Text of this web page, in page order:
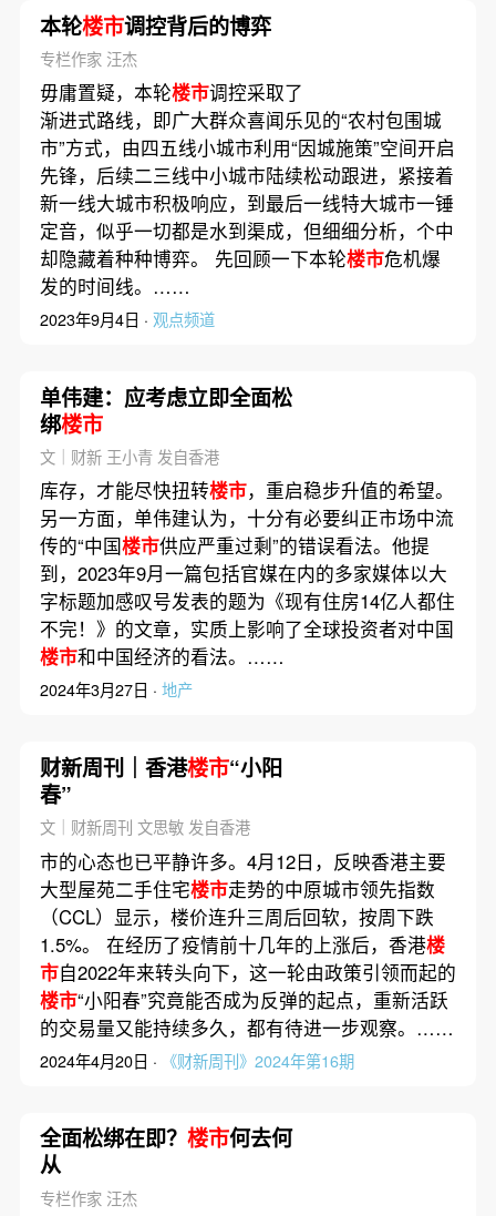
本轮楼市调控背后的博弈
专栏作家 汪杰
毋庸置疑，本轮楼市调控采取了
渐进式路线，即广大群众喜闻乐见的“农村包围城
市”方式，由四五线小城市利用“因城施策”空间开启
先锋，后续二三线中小城市陆续松动跟进，紧接着
新一线大城市积极响应，到最后一线特大城市一锤
定音，似乎一切都是水到渠成，但细细分析，个中
却隐藏着种种博弈。 先回顾一下本轮楼市危机爆
发的时间线。……
2023年9月4日 · 观点频道
单伟建：应考虑立即全面松
绑楼市
文｜财新 王小青 发自香港
库存，才能尽快扭转楼市，重启稳步升值的希望。
另一方面，单伟建认为，十分有必要纠正市场中流
传的“中国楼市供应严重过剩”的错误看法。他提
到，2023年9月一篇包括官媒在内的多家媒体以大
字标题加感叹号发表的题为《现有住房14亿人都住
不完！》的文章，实质上影响了全球投资者对中国
楼市和中国经济的看法。……
2024年3月27日 · 地产
财新周刊｜香港楼市“小阳
春”
文｜财新周刊 文思敏 发自香港
市的心态也已平静许多。4月12日，反映香港主要
大型屋苑二手住宅楼市走势的中原城市领先指数
（CCL）显示，楼价连升三周后回软，按周下跌
1.5%。 在经历了疫情前十几年的上涨后，香港楼
市自2022年来转头向下，这一轮由政策引领而起的
楼市“小阳春”究竟能否成为反弹的起点，重新活跃
的交易量又能持续多久，都有待进一步观察。……
2024年4月20日 · 《财新周刊》2024年第16期
全面松绑在即？ 楼市何去何
从
专栏作家 汪杰